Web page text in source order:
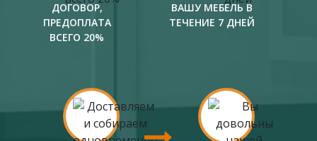
ДОГОВОР,
ПРЕДОПЛАТА
ВСЕГО 20%
ВАШУ МЕБЕЛЬ В
ТЕЧЕНИЕ 7 ДНЕЙ